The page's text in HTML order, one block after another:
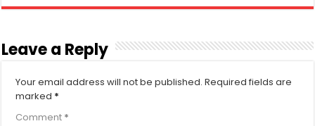
Leave a Reply
Your email address will not be published. Required fields are
marked *
Comment *